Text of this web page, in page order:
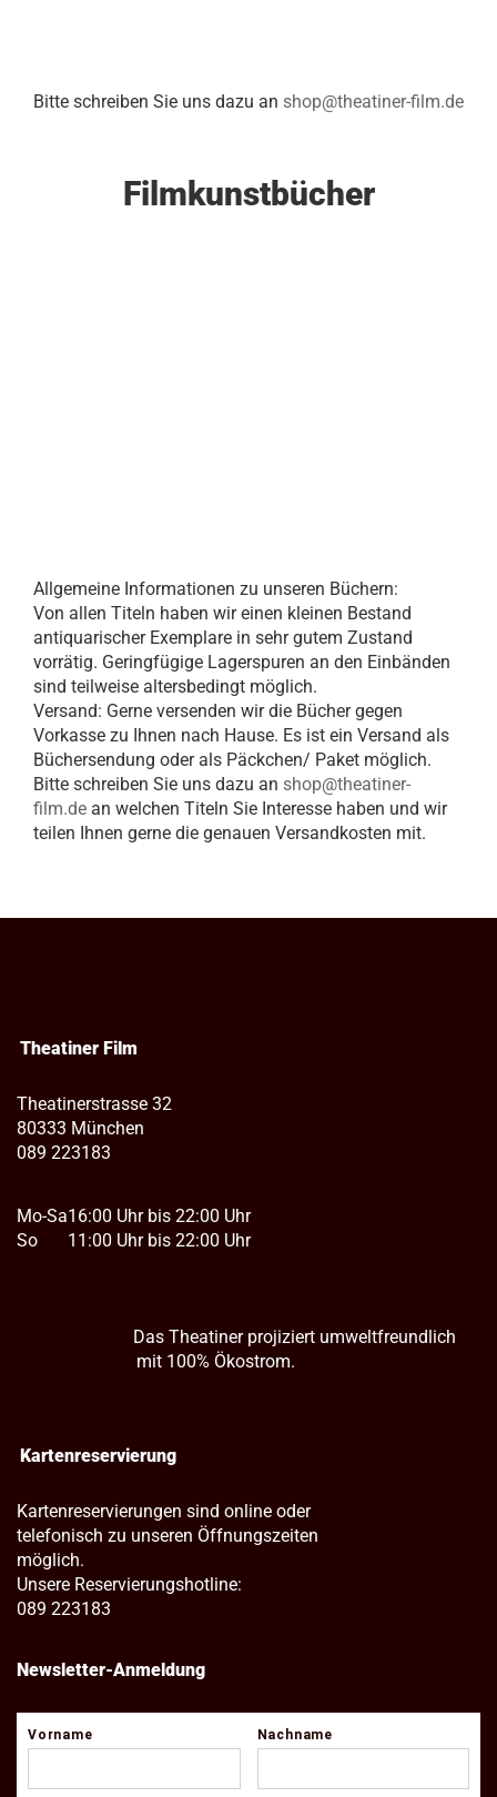
Bitte schreiben Sie uns dazu an shop@theatiner-film.de
Filmkunstbücher
Allgemeine Informationen zu unseren Büchern:
Von allen Titeln haben wir einen kleinen Bestand
antiquarischer Exemplare in sehr gutem Zustand
vorrätig. Geringfügige Lagerspuren an den Einbänden
sind teilweise altersbedingt möglich.
Versand: Gerne versenden wir die Bücher gegen
Vorkasse zu Ihnen nach Hause. Es ist ein Versand als
Büchersendung oder als Päckchen/ Paket möglich.
Bitte schreiben Sie uns dazu an shop@theatiner-
film.de an welchen Titeln Sie Interesse haben und wir
teilen Ihnen gerne die genauen Versandkosten mit.
Theatiner Film
Theatinerstrasse 32
80333 München
089 223183
Mo-Sa
So
16:00 Uhr bis 22:00 Uhr
11:00 Uhr bis 22:00 Uhr
Das Theatiner projiziert umweltfreundlich
mit 100% Ökostrom.
Kartenreservierung
Kartenreservierungen sind online oder
telefonisch zu unseren Öffnungszeiten
möglich.
Unsere Reservierungshotline:
089 223183
Newsletter-Anmeldung